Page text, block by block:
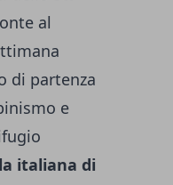
al
di partenza
e
italiana di